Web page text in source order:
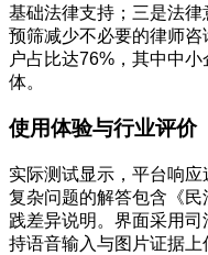
基础法律支持；三是法
预筛减少不必要的律师
户占比达76%，其中中
体。
使用体验与行业评价
实际测试显示，平台响
复杂问题的解答包含《
践差异说明。界面采用
持语音输入与图片证据